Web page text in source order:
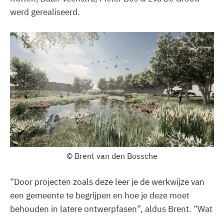
werd gerealiseerd.
© Brent van den Bossche
“Door projecten zoals deze leer je de werkwijze van
een gemeente te begrijpen en hoe je deze moet
behouden in latere ontwerpfasen”, aldus Brent. “Wat